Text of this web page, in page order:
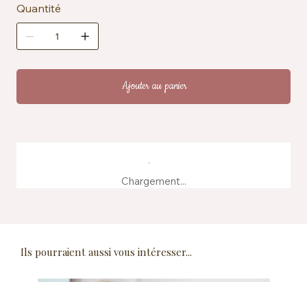
Certification : EN71-3
Entretien : lavable en machine à 40 °C
Quantité
Ajouter au panier
Chargement...
Ils pourraient aussi vous intéresser...